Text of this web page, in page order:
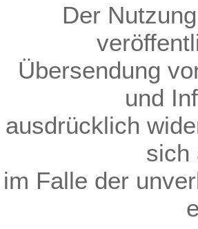
Der
Übersendung
und
ausdrücklich
sich
im Falle der